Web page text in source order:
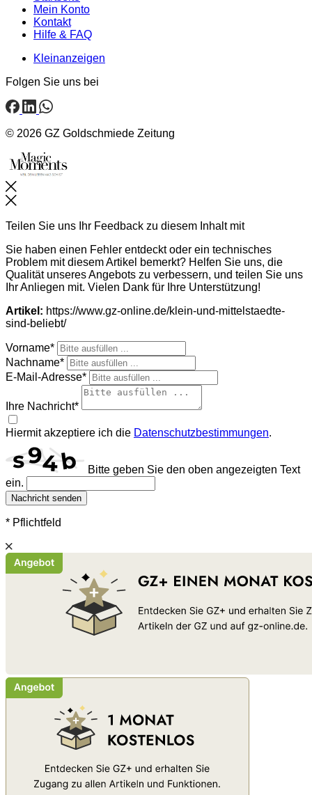
Mein Konto
Kontakt
Hilfe & FAQ
Kleinanzeigen
Folgen Sie uns bei
© 2026 GZ Goldschmiede Zeitung
Schließen
Teilen Sie uns Ihr Feedback zu diesem Inhalt mit
Sie haben einen Fehler entdeckt oder ein technisches
Problem mit diesem Artikel bemerkt? Helfen Sie uns, die
Qualität unseres Angebots zu verbessern, und teilen Sie uns
Ihr Anliegen mit. Vielen Dank für Ihre Unterstützung!
Artikel: https://www.gz-online.de/klein-und-mittelstaedte-
sind-beliebt/
Vorname*
Nachname*
E-Mail-Adresse*
Ihre Nachricht*
Hiermit akzeptiere ich die Datenschutzbestimmungen.
Bitte geben Sie den oben angezeigten Text
ein.
Nachricht senden
* Pflichtfeld
Schließen